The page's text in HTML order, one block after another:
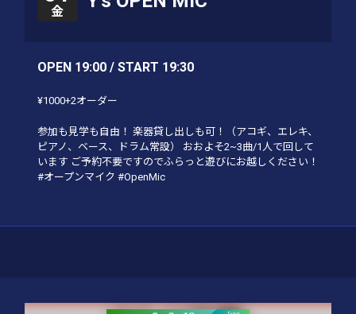
金
OPEN 19:00 / START 19:30
¥1000+2オーダー
参加も見学も自由！ 楽器貸し出しも可！（アコギ、エレキ、
ピアノ、ベース、ドラム常設） おおよそ2~3曲/1人で回して
います ご予約不要ですのでふらっと遊びにお越しください！
#オープンマイク #OpenMic